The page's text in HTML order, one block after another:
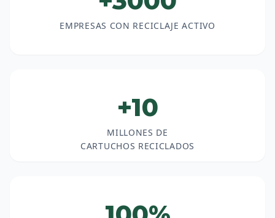
EMPRESAS CON RECICLAJE ACTIVO
+10
MILLONES DE
CARTUCHOS RECICLADOS